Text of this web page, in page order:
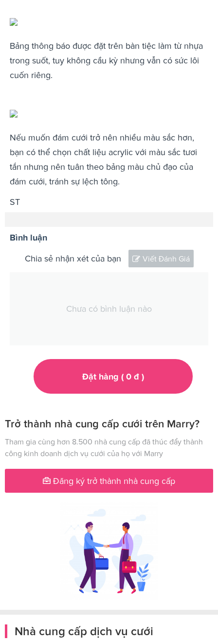
Bảng thông báo được đặt trên bàn tiệc làm từ nhựa
trong suốt, tuy không cầu kỳ nhưng vẫn có sức lôi
cuốn riêng.
Nếu muốn đám cưới trở nên nhiều màu sắc hơn,
bạn có thể chọn chất liệu acrylic với màu sắc tươi
tắn nhưng nên tuân theo bảng màu chủ đạo của
đám cưới, tránh sự lệch tông.
ST
Bình luận
Chia sẻ nhận xét của bạn Viết Đánh Giá
Chưa có bình luận nào
Đặt hàng ( 0đ )
Trở thành nhà cung cấp cưới trên Marry?
Tham gia cùng hơn 8.500 nhà cung cấp đã thúc đẩy thành
công kinh doanh dịch vụ cưới của họ với Marry
Đăng ký trở thành nhà cung cấp
Nhà cung cấp dịch vụ cưới